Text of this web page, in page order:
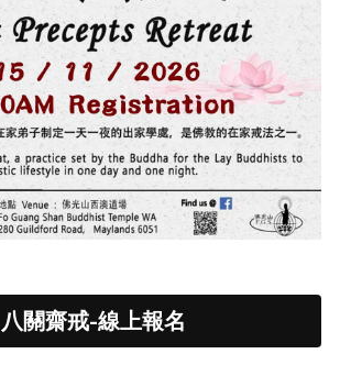
八關齋戒-線上報名